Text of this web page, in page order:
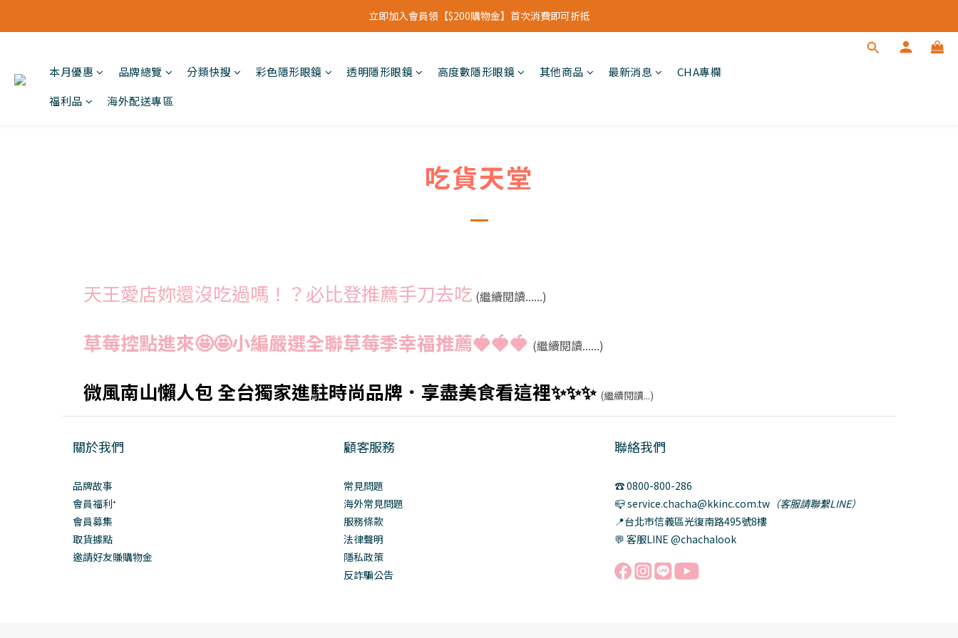
立即加入會員領【$200購物金】首次消費即可折抵
立即加入會員領【$200購物金】首次消費即可折抵
立即加入會員領【$200購物金】首次消費即可折抵
本月優惠 品牌總覽 分類快搜 彩色隱形眼鏡 透明隱形眼鏡 高度數隱形眼鏡 其他商品 最新消息
CHA專欄
福利品
海外配送專區
吃貨天堂
天王愛店妳還沒吃過嗎！？必比登推薦手刀去吃 (繼續閱讀......)
草莓控點進來🤩🤩小編嚴選全聯草莓季幸福推薦🍓🍓🍓 (繼續閱讀......)
微風南山懶人包 全台獨家進駐時尚品牌．享盡美食看這裡✨✨✨ (繼續閱讀...)
關於我們
品牌故事
會員福利⁺
會員募集
取貨據點
邀請好友賺購物金
顧客服務
常見問題
海外常見問題
服務條款
法律聲明
隱私政策
反詐騙公告
聯絡我們
☎️ 0800-800-286
📪 service.chacha@kkinc.com.tw （客服請聯繫LINE）
📍台北市信義區光復南路495號8樓
💬 客服LINE @chachalook